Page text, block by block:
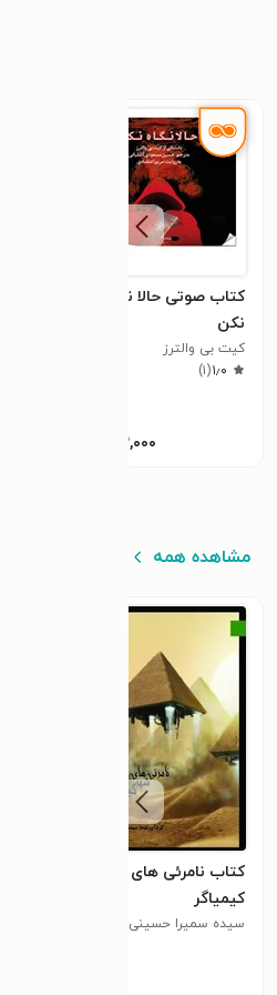
کتاب صوتی حالا نگاه
نکن
کیت بی والترز
۱٫۰(۱)
۴۳,۰۰۰
مشاهده همه
کتاب نامرئی های شهر
کیمیاگر
سیده سمیرا حسینی